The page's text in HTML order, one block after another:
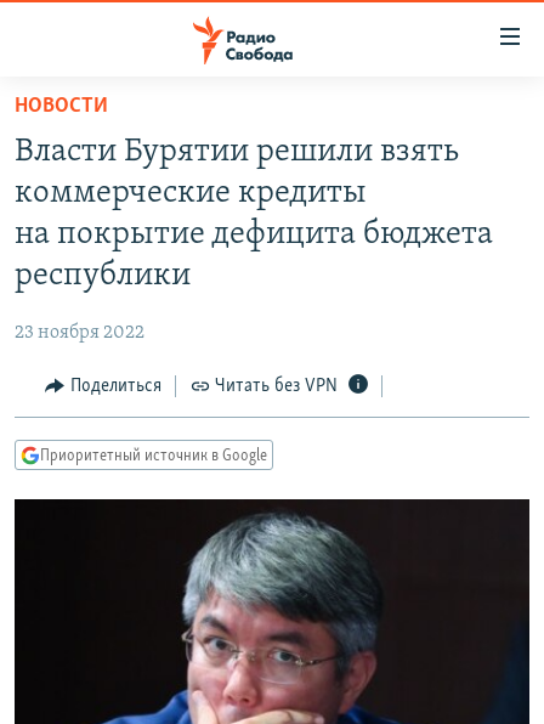
упрощенного
доступа
основному
содержанию
Вернутся
навигации
Вернутся
АВТОРСКИЕ ПРОЕКТЫ
ЦИТАТЫ СВОБОДЫ
КУЛЬТУРА
IDEL.РЕАЛИИ
КАВКАЗ.РЕАЛИИ
РАСПИСАНИЕ ВЕЩАНИЯ
ПОДПИШИТЕСЬ НА РАССЫЛКУ
НОВОСТИ
Власти Бурятии решили взять
коммерческие кредиты
на покрытие дефицита бюджета
республики
23 ноября 2022
Поделиться Читать без VPN
Приоритетный источник в Google